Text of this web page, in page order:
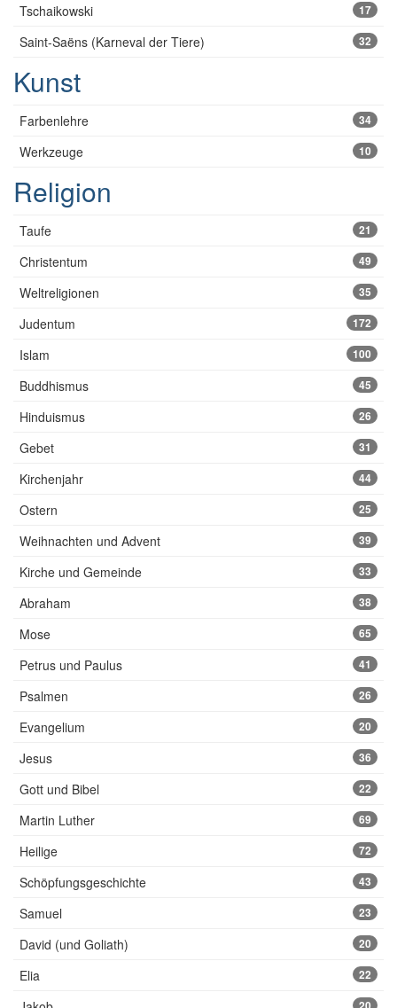
Tschaikowski 17
Saint-Saëns (Karneval der Tiere) 32
Kunst
Farbenlehre 34
Werkzeuge 10
Religion
Taufe 21
Christentum 49
Weltreligionen 35
Judentum 172
Islam 100
Buddhismus 45
Hinduismus 26
Gebet 31
Kirchenjahr 44
Ostern 25
Weihnachten und Advent 39
Kirche und Gemeinde 33
Abraham 38
Mose 65
Petrus und Paulus 41
Psalmen 26
Evangelium 20
Jesus 36
Gott und Bibel 22
Martin Luther 69
Heilige 72
Schöpfungsgeschichte 43
Samuel 23
David (und Goliath) 20
Elia 22